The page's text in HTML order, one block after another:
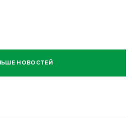
НОВОСТЕЙ